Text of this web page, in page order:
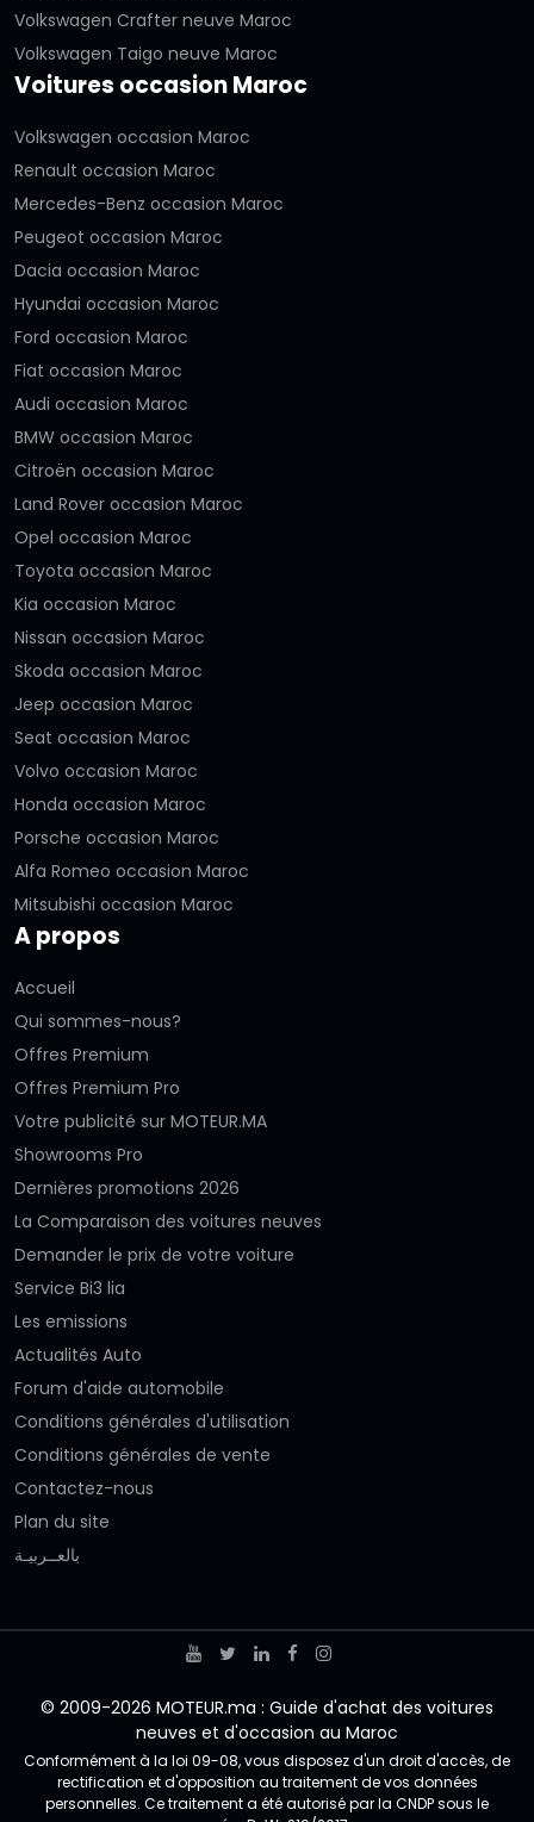
Volkswagen Crafter neuve Maroc
Volkswagen Taigo neuve Maroc
Voitures occasion Maroc
Volkswagen occasion Maroc
Renault occasion Maroc
Mercedes-Benz occasion Maroc
Peugeot occasion Maroc
Dacia occasion Maroc
Hyundai occasion Maroc
Ford occasion Maroc
Fiat occasion Maroc
Audi occasion Maroc
BMW occasion Maroc
Citroën occasion Maroc
Land Rover occasion Maroc
Opel occasion Maroc
Toyota occasion Maroc
Kia occasion Maroc
Nissan occasion Maroc
Skoda occasion Maroc
Jeep occasion Maroc
Seat occasion Maroc
Volvo occasion Maroc
Honda occasion Maroc
Porsche occasion Maroc
Alfa Romeo occasion Maroc
Mitsubishi occasion Maroc
A propos
Accueil
Qui sommes-nous?
Offres Premium
Offres Premium Pro
Votre publicité sur MOTEUR.MA
Showrooms Pro
Dernières promotions 2026
La Comparaison des voitures neuves
Demander le prix de votre voiture
Service Bi3 lia
Les emissions
Actualités Auto
Forum d'aide automobile
Conditions générales d'utilisation
Conditions générales de vente
Contactez-nous
Plan du site
بالعــربيـة
© 2009-2026 MOTEUR.ma : Guide d'achat des voitures
neuves et d'occasion au Maroc
Conformément à la loi 09-08, vous disposez d'un droit d'accès, de
rectification et d'opposition au traitement de vos données
personnelles. Ce traitement a été autorisé par la CNDP sous le